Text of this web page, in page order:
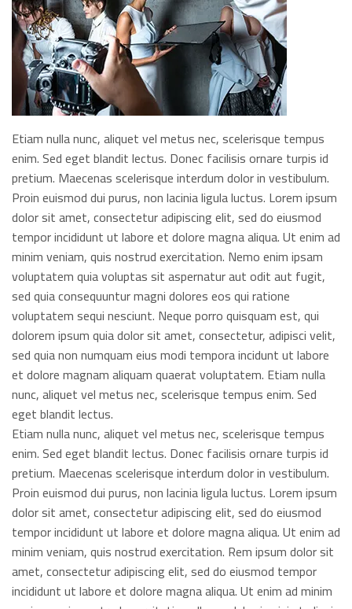
Etiam nulla nunc, aliquet vel metus nec, scelerisque tempus
enim. Sed eget blandit lectus. Donec facilisis ornare turpis id
pretium. Maecenas scelerisque interdum dolor in vestibulum.
Proin euismod dui purus, non lacinia ligula luctus. Lorem ipsum
dolor sit amet, consectetur adipiscing elit, sed do eiusmod
tempor incididunt ut labore et dolore magna aliqua. Ut enim ad
minim veniam, quis nostrud exercitation. Nemo enim ipsam
voluptatem quia voluptas sit aspernatur aut odit aut fugit,
sed quia consequuntur magni dolores eos qui ratione
voluptatem sequi nesciunt. Neque porro quisquam est, qui
dolorem ipsum quia dolor sit amet, consectetur, adipisci velit,
sed quia non numquam eius modi tempora incidunt ut labore
et dolore magnam aliquam quaerat voluptatem. Etiam nulla
nunc, aliquet vel metus nec, scelerisque tempus enim. Sed
eget blandit lectus.
Etiam nulla nunc, aliquet vel metus nec, scelerisque tempus
enim. Sed eget blandit lectus. Donec facilisis ornare turpis id
pretium. Maecenas scelerisque interdum dolor in vestibulum.
Proin euismod dui purus, non lacinia ligula luctus. Lorem ipsum
dolor sit amet, consectetur adipiscing elit, sed do eiusmod
tempor incididunt ut labore et dolore magna aliqua. Ut enim ad
minim veniam, quis nostrud exercitation. Rem ipsum dolor sit
amet, consectetur adipiscing elit, sed do eiusmod tempor
incididunt ut labore et dolore magna aliqua. Ut enim ad minim